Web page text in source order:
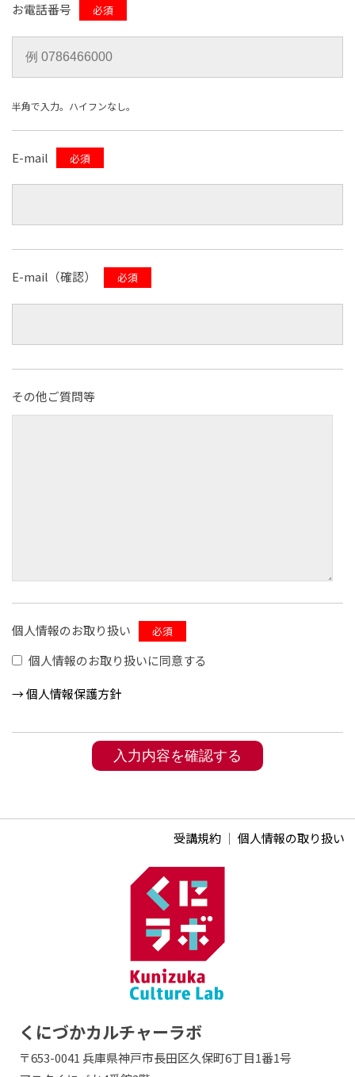
お電話番号 必須
半角で入力。ハイフンなし。
E-mail 必須
E-mail（確認） 必須
その他ご質問等
個人情報のお取り扱い 必須
個⼈情報のお取り扱いに同意する
→ 個⼈情報保護方針
受講規約｜ 個人情報の取り扱い
くにづかカルチャーラボ
〒653-0041 兵庫県神戸市長田区久保町6丁目1番1号